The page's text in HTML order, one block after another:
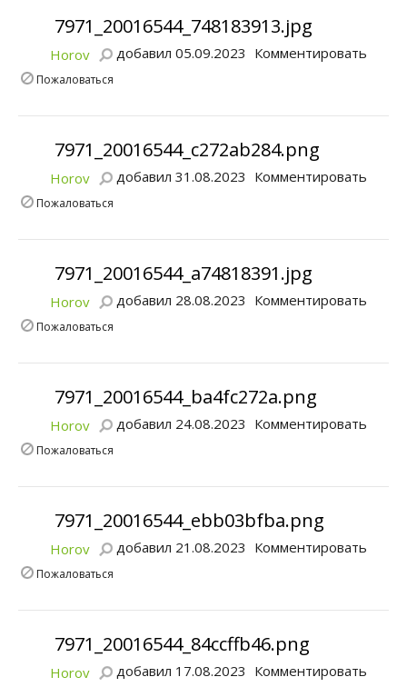
7971_20016544_748183913.jpg
Horov добавил 05.09.2023 Комментировать
Пожаловаться
7971_20016544_c272ab284.png
Horov добавил 31.08.2023 Комментировать
Пожаловаться
7971_20016544_a74818391.jpg
Horov добавил 28.08.2023 Комментировать
Пожаловаться
7971_20016544_ba4fc272a.png
Horov добавил 24.08.2023 Комментировать
Пожаловаться
7971_20016544_ebb03bfba.png
Horov добавил 21.08.2023 Комментировать
Пожаловаться
7971_20016544_84ccffb46.png
Horov добавил 17.08.2023 Комментировать